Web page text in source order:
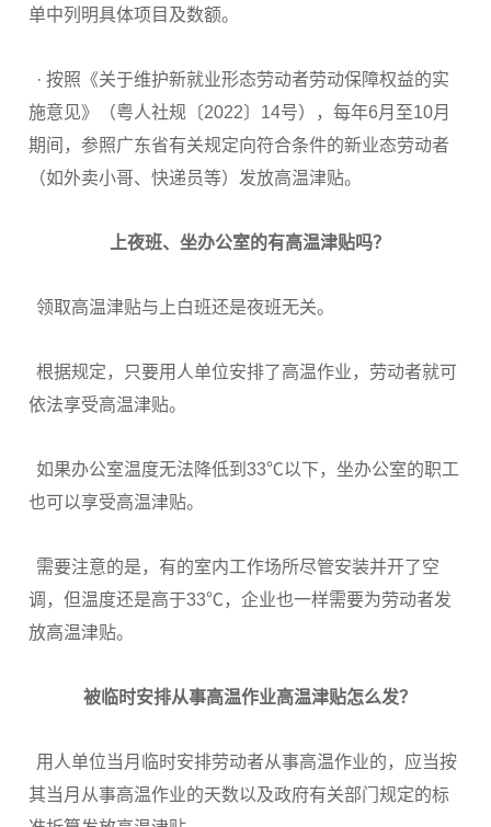
单中列明具体项目及数额。
· 按照《关于维护新就业形态劳动者劳动保障权益的实
施意见》（粤人社规〔2022〕14号），每年6月至10月
期间，参照广东省有关规定向符合条件的新业态劳动者
（如外卖小哥、快递员等）发放高温津贴。
上夜班、坐办公室的有高温津贴吗？
领取高温津贴与上白班还是夜班无关。
根据规定，只要用人单位安排了高温作业，劳动者就可
依法享受高温津贴。
如果办公室温度无法降低到33℃以下，坐办公室的职工
也可以享受高温津贴。
需要注意的是，有的室内工作场所尽管安装并开了空
调，但温度还是高于33℃，企业也一样需要为劳动者发
放高温津贴。
被临时安排从事高温作业高温津贴怎么发？
用人单位当月临时安排劳动者从事高温作业的，应当按
其当月从事高温作业的天数以及政府有关部门规定的标